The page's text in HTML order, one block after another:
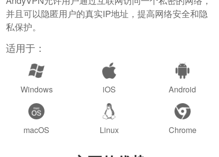
并且可以隐匿用户的真实IP地址，提高网络安全和隐
私保护。
适用于：
Windows iOS Android
macOS Linux Chrome